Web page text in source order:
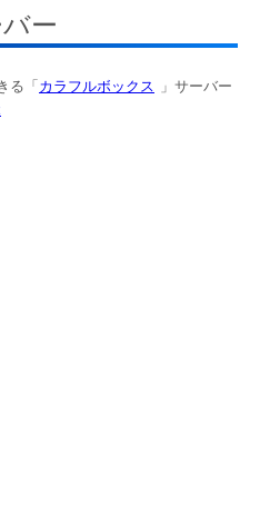
ー
る「 カラフルボックス
」サーバー